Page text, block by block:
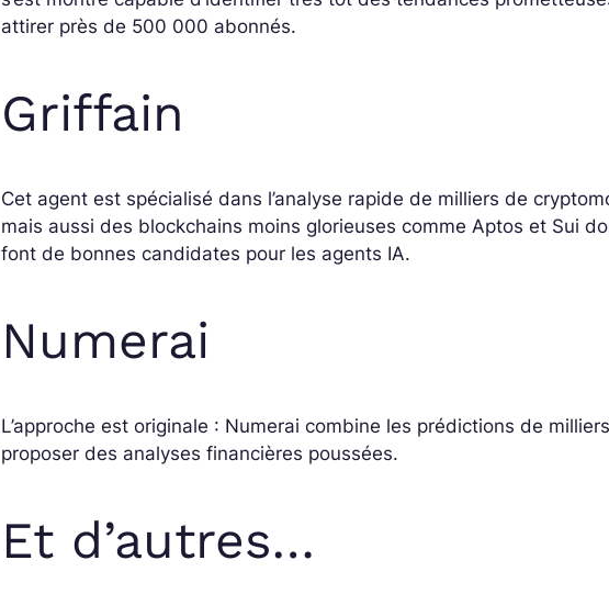
attirer près de 500 000 abonnés.
Griffain
Cet agent est spécialisé dans l’analyse rapide de milliers de
mais aussi des blockchains moins glorieuses comme Aptos et Sui
font de bonnes candidates pour les agents IA.
Numerai
L’approche est originale : Numerai combine les prédictions de
proposer des analyses financières poussées.
Et d’autres…